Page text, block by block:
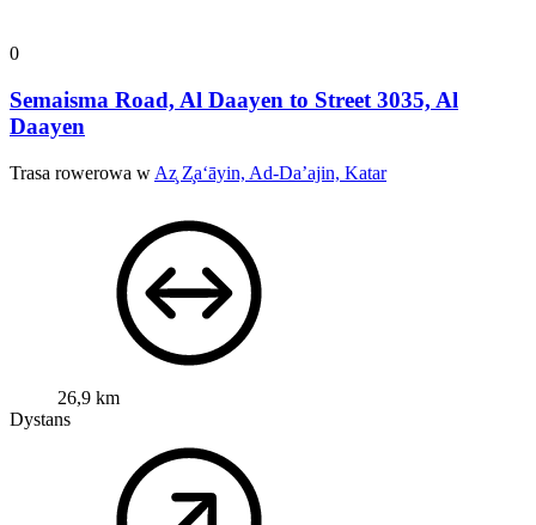
0
Semaisma Road, Al Daayen to Street 3035, Al
Daayen
Trasa rowerowa w Az̧ Z̧a‘āyin, Ad-Da’ajin, Katar
26,9 km
Dystans